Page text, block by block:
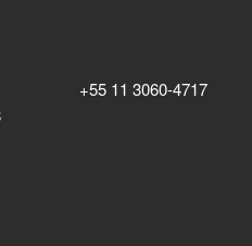
+55 11 3060-4717